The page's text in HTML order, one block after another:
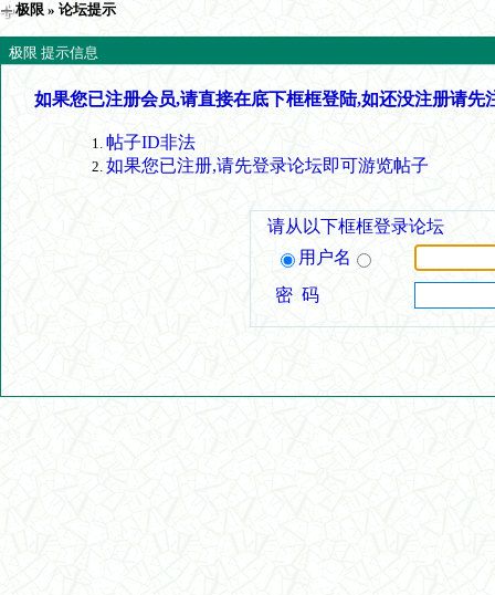
极限 » 论坛提示
极限 提示信息
如果您已注册会员,请直接在底下框框登陆,如还没注册请先
帖子ID非法
如果您已注册,请先登录论坛即可游览帖子
请从以下框框登录论坛
用户名
密 码